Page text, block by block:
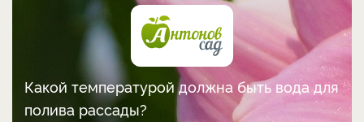
Какой температурой должна быть вода для
полива рассады?